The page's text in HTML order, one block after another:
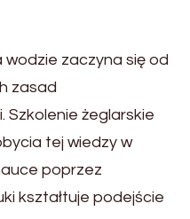
zaczyna się od
zasad
Szkolenie żeglarskie
tej wiedzy w
poprzez
kształtuje podejście